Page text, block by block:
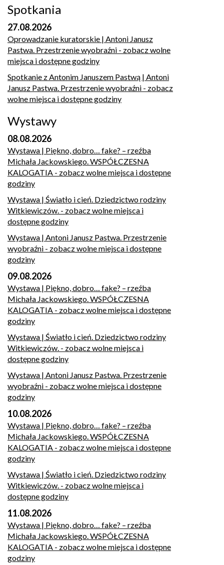
Spotkania
27.08.2026
Oprowadzanie kuratorskie | Antoni Janusz
Pastwa. Przestrzenie wyobraźni - zobacz wolne
miejsca i dostępne godziny
Spotkanie z Antonim Januszem Pastwą | Antoni
Janusz Pastwa. Przestrzenie wyobraźni - zobacz
wolne miejsca i dostępne godziny
Wystawy
08.08.2026
Wystawa | Piękno, dobro… fake? – rzeźba
Michała Jackowskiego. WSPÓŁCZESNA
KALOGATIA - zobacz wolne miejsca i dostępne
godziny
Wystawa | Światło i cień. Dziedzictwo rodziny
Witkiewiczów. - zobacz wolne miejsca i
dostępne godziny
Wystawa | Antoni Janusz Pastwa. Przestrzenie
wyobraźni - zobacz wolne miejsca i dostępne
godziny
09.08.2026
Wystawa | Piękno, dobro… fake? – rzeźba
Michała Jackowskiego. WSPÓŁCZESNA
KALOGATIA - zobacz wolne miejsca i dostępne
godziny
Wystawa | Światło i cień. Dziedzictwo rodziny
Witkiewiczów. - zobacz wolne miejsca i
dostępne godziny
Wystawa | Antoni Janusz Pastwa. Przestrzenie
wyobraźni - zobacz wolne miejsca i dostępne
godziny
10.08.2026
Wystawa | Piękno, dobro… fake? – rzeźba
Michała Jackowskiego. WSPÓŁCZESNA
KALOGATIA - zobacz wolne miejsca i dostępne
godziny
Wystawa | Światło i cień. Dziedzictwo rodziny
Witkiewiczów. - zobacz wolne miejsca i
dostępne godziny
11.08.2026
Wystawa | Piękno, dobro… fake? – rzeźba
Michała Jackowskiego. WSPÓŁCZESNA
KALOGATIA - zobacz wolne miejsca i dostępne
godziny